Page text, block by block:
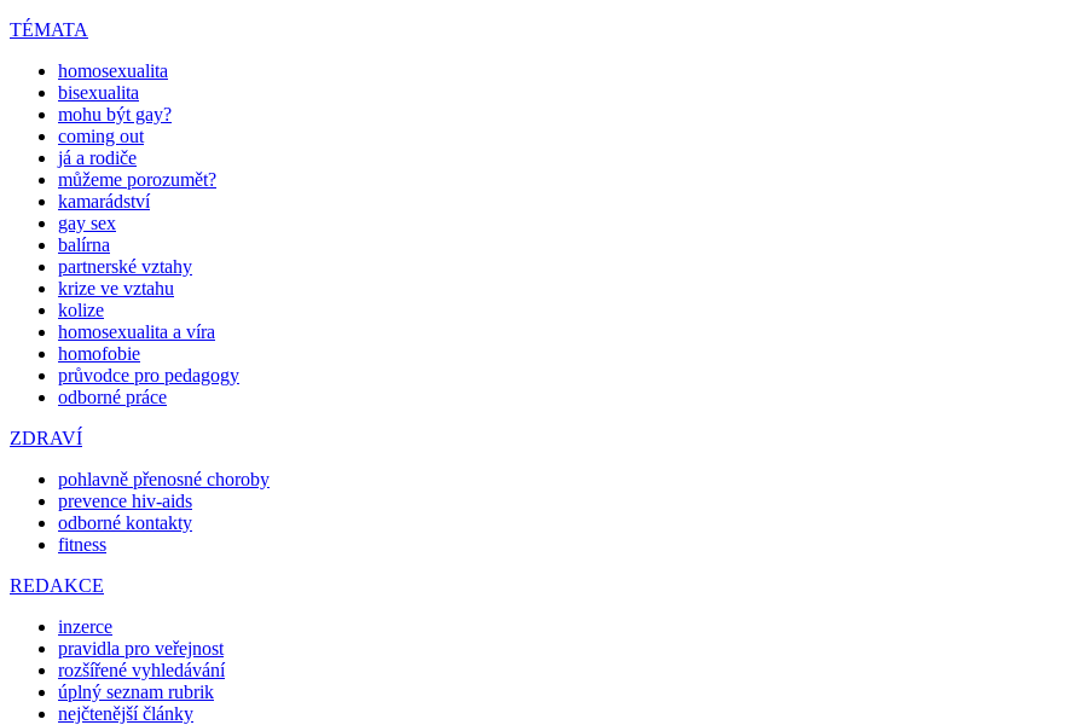
TÉMATA
homosexualita
bisexualita
mohu být gay?
coming out
já a rodiče
můžeme porozumět?
kamarádství
gay sex
balírna
partnerské vztahy
krize ve vztahu
kolize
homosexualita a víra
homofobie
průvodce pro pedagogy
odborné práce
ZDRAVÍ
pohlavně přenosné choroby
prevence hiv-aids
odborné kontakty
fitness
REDAKCE
inzerce
pravidla pro veřejnost
rozšířené vyhledávání
úplný seznam rubrik
nejčtenější články